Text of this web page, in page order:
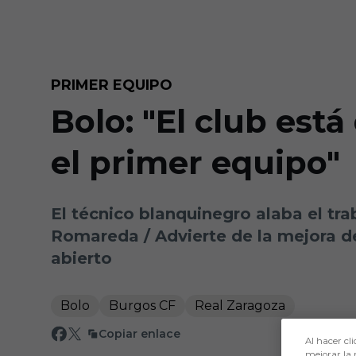
PRIMER EQUIPO
Bolo: "El club
el primer equipo"
El técnico blanquinegro alaba el
Romareda / Advierte de la mejora
abierto
Bolo Burgos CF Real Zaragoza
Copiar enlace
Al hacer